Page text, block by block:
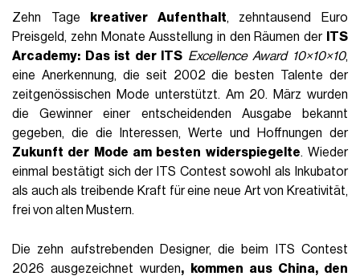
Zehn Tage kreativer Aufenthalt, zehntausend Euro
Preisgeld, zehn Monate Ausstellung in den Räumen der ITS
Arcademy: Das ist der ITS Excellence Award 10×10×10,
eine Anerkennung, die seit 2002 die besten Talente der
zeitgenössischen Mode unterstützt. Am 20. März wurden
die Gewinner einer entscheidenden Ausgabe bekannt
gegeben, die die Interessen, Werte und Hoffnungen der
Zukunft der Mode am besten widerspiegelte. Wieder
einmal bestätigt sich der ITS Contest sowohl als Inkubator
als auch als treibende Kraft für eine neue Art von Kreativität,
frei von alten Mustern.
Die zehn aufstrebenden Designer, die beim ITS Contest
2026 ausgezeichnet wurden, kommen aus China, den